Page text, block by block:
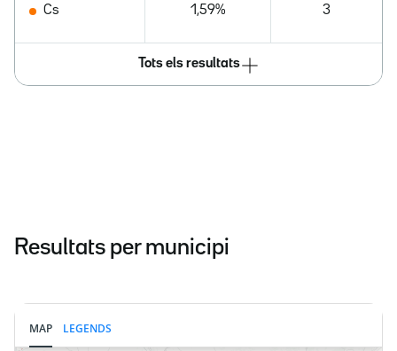
Cs 1,59% 3
Tots els resultats
Resultats per municipi